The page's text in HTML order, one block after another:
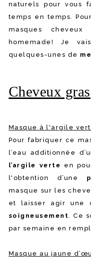
naturels pour vous
temps en temps.
masques
homemade! Je
quelques-unes de
Cheveux gras
Masque à l'argile
Pour fabriquer ce
l’eau additionnée
l’argile verte
en
l'obtention d’une
masque sur les
et laisser agir une
soigneusement. Ce
par semaine en
Masque au jaune